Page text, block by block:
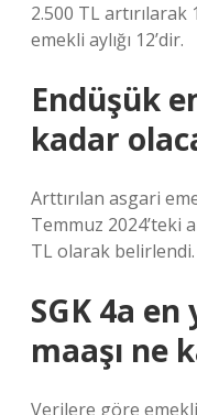
2.500 TL artırılarak
emekli aylığı 12’dir.
Endüşük
kadar
Arttırılan asgari
Temmuz 2024’teki
TL olarak belirlendi.
SGK 4a
maaşı ne
Verilere göre